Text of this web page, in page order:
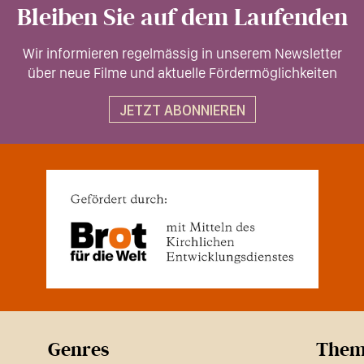
Bleiben Sie auf dem Laufenden
Wir informieren regelmässig in unserem Newsletter
über neue Filme und aktuelle Fördermöglichkeiten
JETZT ABONNIEREN
Genres